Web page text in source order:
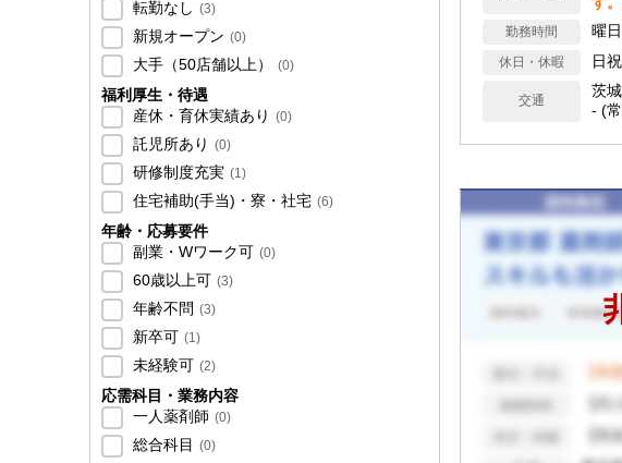
転勤なし (3)
新規オープン (0)
大手（50店舗以上） (0)
福利厚生・待遇
産休・育休実績あり (0)
託児所あり (0)
研修制度充実 (1)
住宅補助(手当)・寮・社宅 (6)
年齢・応募要件
副業・Wワーク可 (0)
60歳以上可 (3)
年齢不問 (3)
新卒可 (1)
未経験可 (2)
応需科目・業務内容
一人薬剤師 (0)
総合科目 (0)
勤務時間 曜
休日・休暇 日祝
交通
茨
- (